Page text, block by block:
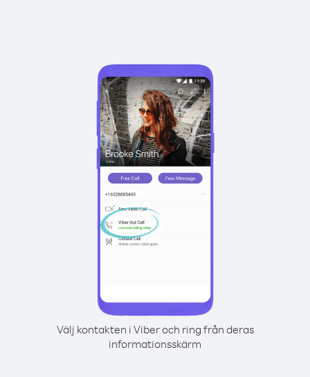
Välj kontakten i Viber och ring från deras
informationsskärm